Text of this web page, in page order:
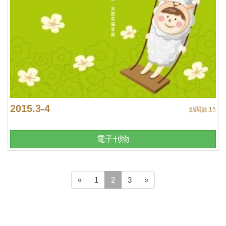
2015.3-4 點閱數:15
電子刊物
« 1 2(current)
3 »